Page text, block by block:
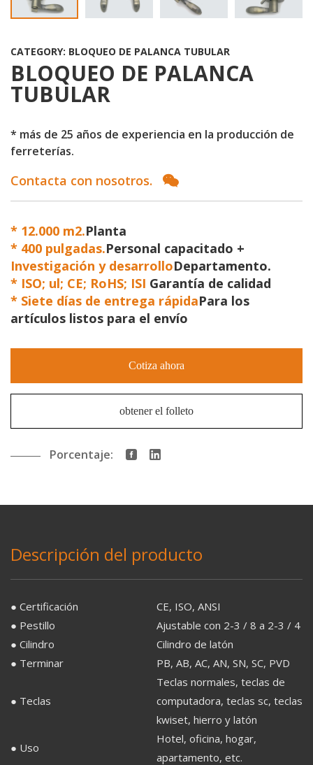
CATEGORY: BLOQUEO DE PALANCA TUBULAR
BLOQUEO DE PALANCA
TUBULAR
* más de 25 años de experiencia en la producción de
ferreterías.
Contacta con nosotros.
* 12.000 m2.Planta
* 400 pulgadas.Personal capacitado +
Investigación y desarrolloDepartamento.
* ISO; ul; CE; RoHS; ISI Garantía de calidad
* Siete días de entrega rápidaPara los
artículos listos para el envío
Cotiza ahora
obtener el folleto
Porcentaje:
Descripción del producto
● Certificación
CE, ISO, ANSI
● Pestillo
Ajustable con 2-3 / 8 a 2-3 / 4
● Cilindro
Cilindro de latón
● Terminar
PB, AB, AC, AN, SN, SC, PVD
● Teclas
Teclas normales, teclas de
computadora, teclas sc, teclas
kwiset, hierro y latón
● Uso
Hotel, oficina, hogar,
apartamento, etc.